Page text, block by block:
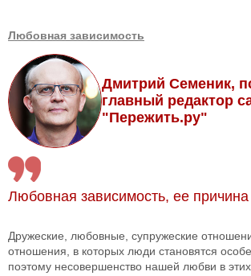
Любовная зависимость
Дмитрий Семеник,
главный редактор
"Пережить.ру"
Любовная зависимость, ее
Дружеские, любовные, супружеские
отношения, в которых люди становятся
поэтому несовершенство нашей любви в